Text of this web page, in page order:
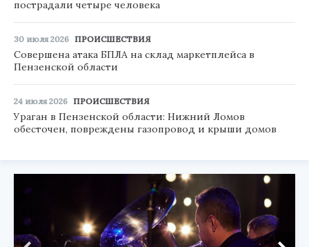
пострадали четыре человека
30 июля 2026 ПРОИСШЕСТВИЯ
Совершена атака БПЛА на склад маркетплейса в
Пензенской области
24 июля 2026 ПРОИСШЕСТВИЯ
Ураган в Пензенской области: Нижний Ломов
обесточен, повреждены газопровод и крыши домов